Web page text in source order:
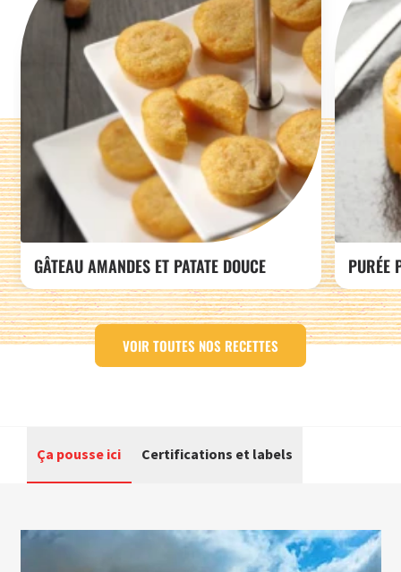
GÂTEAU AMANDES ET PATATE DOUCE PURÉE
VOIR TOUTES NOS RECETTES
Ça pousse ici Certifications et labels